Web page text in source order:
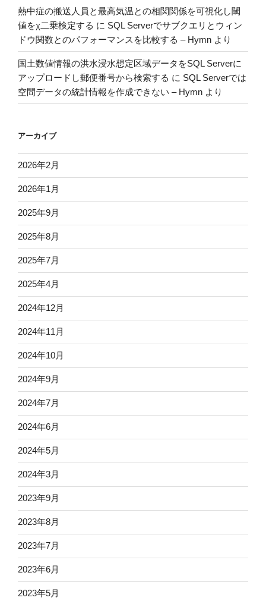
熱中症の搬送人員と最高気温との相関関係を可視化し閾
値をχ二乗検定する に SQL Serverでサブクエリとウィン
ドウ関数とのパフォーマンスを比較する – Hymn より
国土数値情報の洪水浸水想定区域データをSQL Serverに
アップロードし郵便番号から検索する に SQL Serverでは
空間データの統計情報を作成できない – Hymn より
アーカイブ
2026年2月
2026年1月
2025年9月
2025年8月
2025年7月
2025年4月
2024年12月
2024年11月
2024年10月
2024年9月
2024年7月
2024年6月
2024年5月
2024年3月
2023年9月
2023年8月
2023年7月
2023年6月
2023年5月